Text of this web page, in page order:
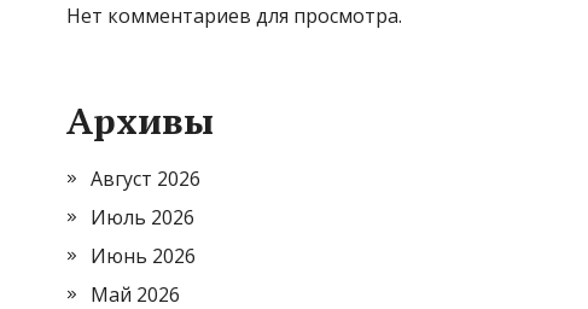
Нет комментариев для просмотра.
Архивы
Август 2026
Июль 2026
Июнь 2026
Май 2026